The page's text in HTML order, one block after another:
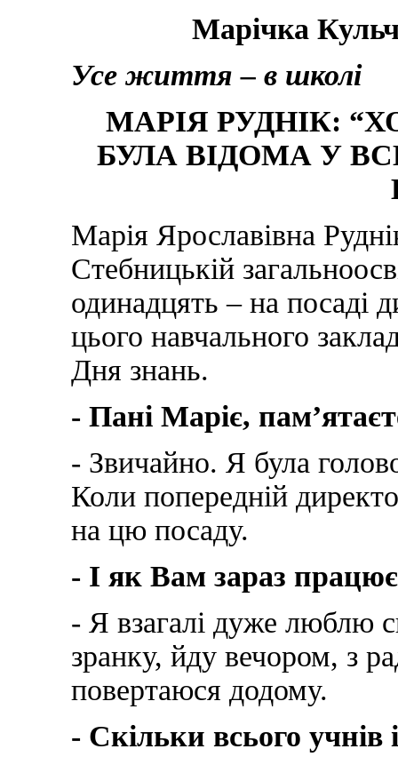
Марічка
Усе життя – в школі
МАРІЯ РУДНІК:
БУЛА ВІДОМА У
Марія Ярославівна
Стебницькій
одинадцять – на посаді
цього навчального
Дня знань.
- Пані Маріє,
- Звичайно. Я була
Коли попередній
на цю посаду.
- І як Вам зараз
- Я взагалі дуже люблю
зранку, йду вечором, з
повертаюся додому.
- Скільки всього учнів